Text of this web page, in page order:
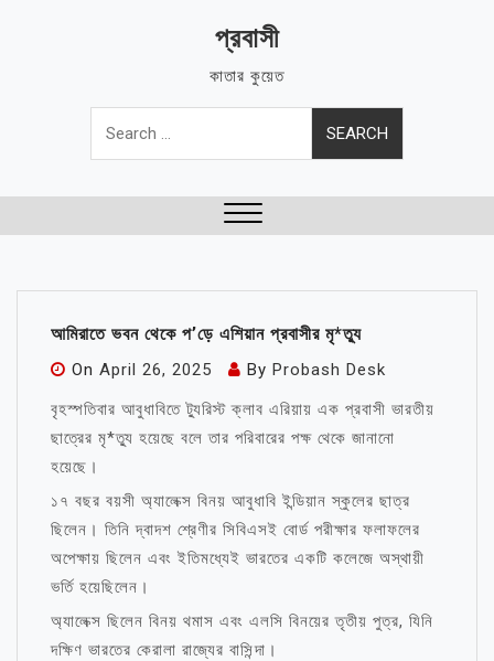
প্রবাসী
কাতার কুয়েত
Search
for:
আমিরাতে ভবন থেকে প’ড়ে এশিয়ান প্রবাসীর মৃ*ত্যু
On April 26, 2025 By Probash Desk
বৃহস্পতিবার আবুধাবিতে ট্যুরিস্ট ক্লাব এরিয়ায় এক প্রবাসী ভারতীয়
ছাত্রের মৃ*ত্যু হয়েছে বলে তার পরিবারের পক্ষ থেকে জানানো
হয়েছে।
১৭ বছর বয়সী অ্যালেক্স বিনয় আবুধাবি ইন্ডিয়ান স্কুলের ছাত্র
ছিলেন। তিনি দ্বাদশ শ্রেণীর সিবিএসই বোর্ড পরীক্ষার ফলাফলের
অপেক্ষায় ছিলেন এবং ইতিমধ্যেই ভারতের একটি কলেজে অস্থায়ী
ভর্তি হয়েছিলেন।
অ্যালেক্স ছিলেন বিনয় থমাস এবং এলসি বিনয়ের তৃতীয় পুত্র, যিনি
দক্ষিণ ভারতের কেরালা রাজ্যের বাসিন্দা।